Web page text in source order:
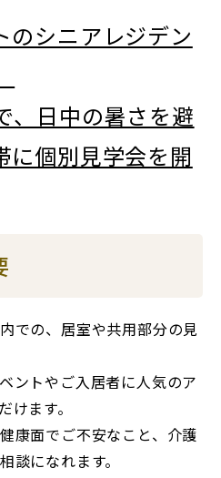
のシニアレジデン
、日中の暑さを避
に個別見学会を開
での、居室や共用部分の見
ントやご入居者に人気のア
けます。
康面でご不安なこと、介護
談になれます。